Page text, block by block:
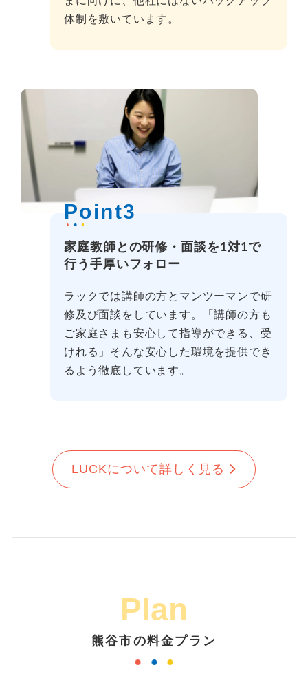
体制を敷いています。
Point3
家庭教師との研修・面談を1対1で
行う手厚いフォロー
ラックでは講師の方とマンツーマンで研
修及び面談をしています。「講師の方も
ご家庭さまも安心して指導ができる、受
けれる」そんな安心した環境を提供でき
るよう徹底しています。
LUCKについて詳しく見る
Plan
熊谷市の料金プラン